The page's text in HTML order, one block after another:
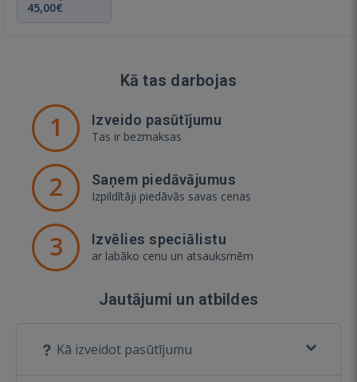
45,00€
Kā tas darbojas
1 Izveido pasūtījumu
Tas ir bezmaksas
2 Saņem piedāvājumus
Izpildītāji piedāvās savas cenas
3 Izvēlies speciālistu
ar labāko cenu un atsauksmēm
Jautājumi un atbildes
Kā izveidot pasūtījumu